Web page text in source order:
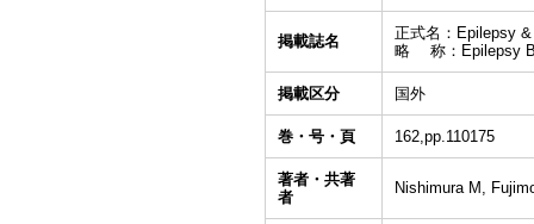
掲載誌名
正式名：Epilepsy
略 称：Epilepsy
掲載区分 国外
巻・号・頁 162,pp.110175
著者・共著
者
Nishimura M,